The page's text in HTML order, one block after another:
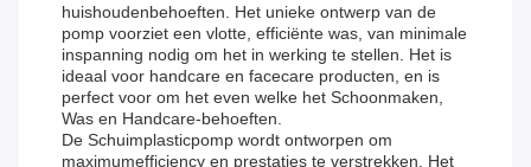
huishoudenbehoeften. Het unieke ontwerp van de
pomp voorziet een vlotte, efficiënte was, van minimale
inspanning nodig om het in werking te stellen. Het is
ideaal voor handcare en facecare producten, en is
perfect voor om het even welke het Schoonmaken,
Was en Handcare-behoeften.
De Schuimplasticpomp wordt ontworpen om
maximumefficiency en prestaties te verstrekken. Het